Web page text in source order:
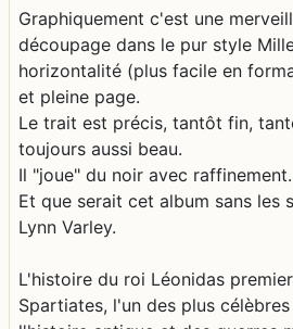
Graphiquement c'est une
découpage dans le pur style
horizontalité (plus facile en
et pleine page.
Le trait est précis, tantôt fin,
toujours aussi beau.
Il "joue" du noir avec
Et que serait cet album sans les
Lynn Varley.
L'histoire du roi Léonidas
Spartiates, l'un des plus